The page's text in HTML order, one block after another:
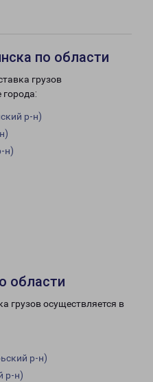
по области
грузов
р-н)
н)
области
грузов осуществляется в
р-н)
р-н)